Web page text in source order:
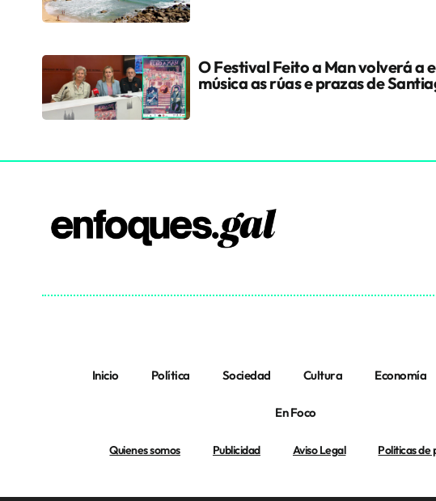
O Festival Feito a Man volverá a
música as rúas e prazas de
Inicio Política Sociedad Cultura Economía
En Foco
Quienes somos Publicidad Aviso Legal Politicas de